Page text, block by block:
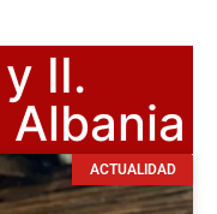
II.
Albania
ACTUALIDAD